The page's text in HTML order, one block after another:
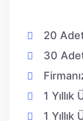
20
30
1
1